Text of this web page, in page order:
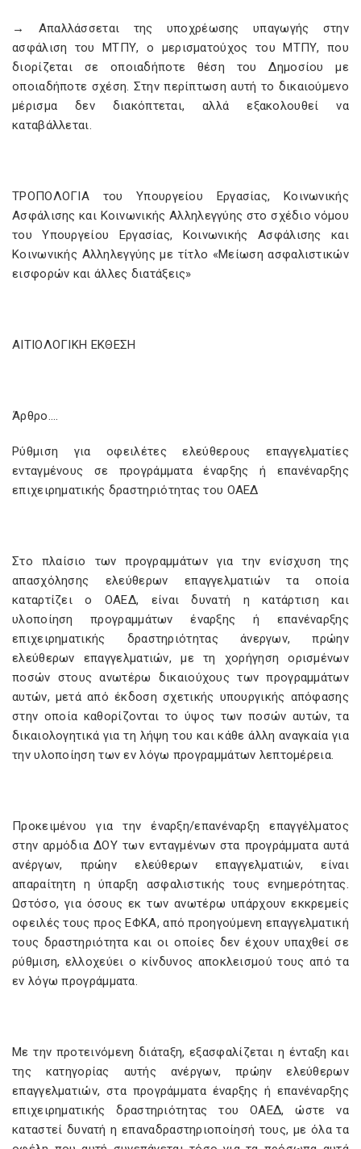
→ Απαλλάσσεται της υποχρέωσης υπαγωγής στην
ασφάλιση του ΜΤΠΥ, ο μερισματούχος του ΜΤΠΥ, που
διορίζεται σε οποιαδήποτε θέση του Δημοσίου με
οποιαδήποτε σχέση. Στην περίπτωση αυτή το δικαιούμενο
μέρισμα δεν διακόπτεται, αλλά εξακολουθεί να
καταβάλλεται.
ΤΡΟΠΟΛΟΓΙΑ του Υπουργείου Εργασίας, Κοινωνικής
Ασφάλισης και Κοινωνικής Αλληλεγγύης στο σχέδιο νόμου
του Υπουργείου Εργασίας, Κοινωνικής Ασφάλισης και
Κοινωνικής Αλληλεγγύης με τίτλο «Μείωση ασφαλιστικών
εισφορών και άλλες διατάξεις»
ΑΙΤΙΟΛΟΓΙΚΗ ΕΚΘΕΣΗ
Άρθρο….
Ρύθμιση για οφειλέτες ελεύθερους επαγγελματίες
ενταγμένους σε προγράμματα έναρξης ή επανέναρξης
επιχειρηματικής δραστηριότητας του ΟΑΕΔ
Στο πλαίσιο των προγραμμάτων για την ενίσχυση της
απασχόλησης ελεύθερων επαγγελματιών τα οποία
καταρτίζει ο ΟΑΕΔ, είναι δυνατή η κατάρτιση και
υλοποίηση προγραμμάτων έναρξης ή επανέναρξης
επιχειρηματικής δραστηριότητας άνεργων, πρώην
ελεύθερων επαγγελματιών, με τη χορήγηση ορισμένων
ποσών στους ανωτέρω δικαιούχους των προγραμμάτων
αυτών, μετά από έκδοση σχετικής υπουργικής απόφασης
στην οποία καθορίζονται το ύψος των ποσών αυτών, τα
δικαιολογητικά για τη λήψη του και κάθε άλλη αναγκαία για
την υλοποίηση των εν λόγω προγραμμάτων λεπτομέρεια.
Προκειμένου για την έναρξη/επανέναρξη επαγγέλματος
στην αρμόδια ΔΟΥ των ενταγμένων στα προγράμματα αυτά
ανέργων, πρώην ελεύθερων επαγγελματιών, είναι
απαραίτητη η ύπαρξη ασφαλιστικής τους ενημερότητας.
Ωστόσο, για όσους εκ των ανωτέρω υπάρχουν εκκρεμείς
οφειλές τους προς ΕΦΚΑ, από προηγούμενη επαγγελματική
τους δραστηριότητα και οι οποίες δεν έχουν υπαχθεί σε
ρύθμιση, ελλοχεύει ο κίνδυνος αποκλεισμού τους από τα
εν λόγω προγράμματα.
Με την προτεινόμενη διάταξη, εξασφαλίζεται η ένταξη και
της κατηγορίας αυτής ανέργων, πρώην ελεύθερων
επαγγελματιών, στα προγράμματα έναρξης ή επανέναρξης
επιχειρηματικής δραστηριότητας του ΟΑΕΔ, ώστε να
καταστεί δυνατή η επαναδραστηριοποίησή τους, με όλα τα